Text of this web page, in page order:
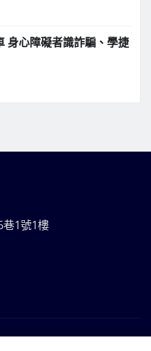
身心障礙者識詐騙、學捷
巷1號1樓